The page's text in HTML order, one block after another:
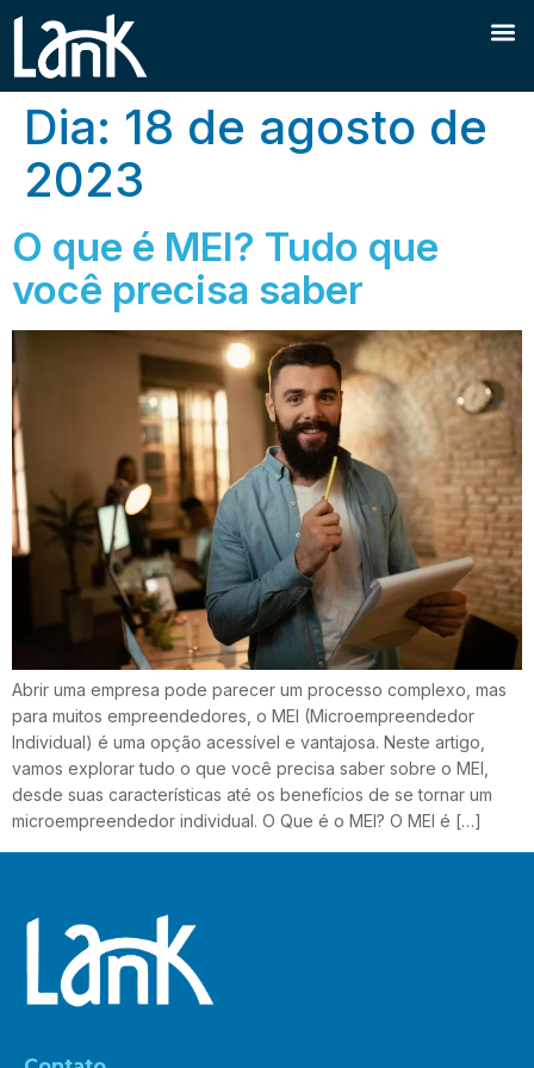
Dia: 18 de agosto de
2023
O que é MEI? Tudo que
você precisa saber
Abrir uma empresa pode parecer um processo complexo, mas
para muitos empreendedores, o MEI (Microempreendedor
Individual) é uma opção acessível e vantajosa. Neste artigo,
vamos explorar tudo o que você precisa saber sobre o MEI,
desde suas características até os benefícios de se tornar um
microempreendedor individual. O Que é o MEI? O MEI é […]